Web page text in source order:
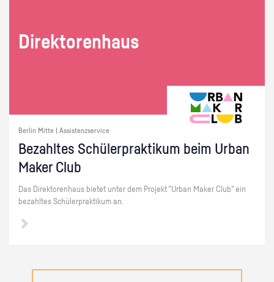
Di­rek­to­ren­haus
Berlin Mitte | Assistenzservice
Be­zahl­tes Schü­ler­prak­ti­kum beim Urban
Maker Club
Das Di­rek­to­ren­haus bie­tet unter dem Pro­jekt "Urban Maker Club" ein
be­zahl­tes Schü­ler­prak­ti­kum an.